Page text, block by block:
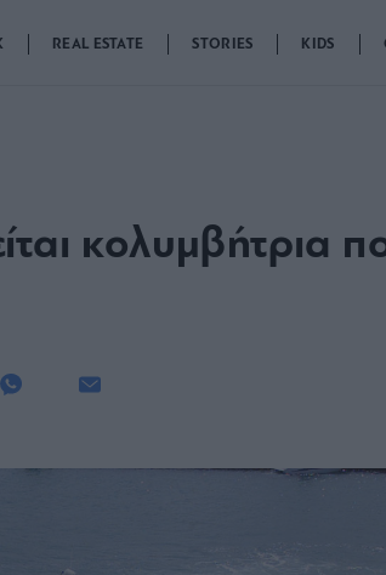
REAL ESTATE STORIES KIDS
κολυμβήτρια